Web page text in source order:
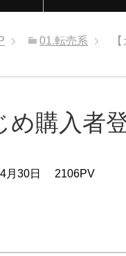
01.転売系
め購入者
月30日 2106PV